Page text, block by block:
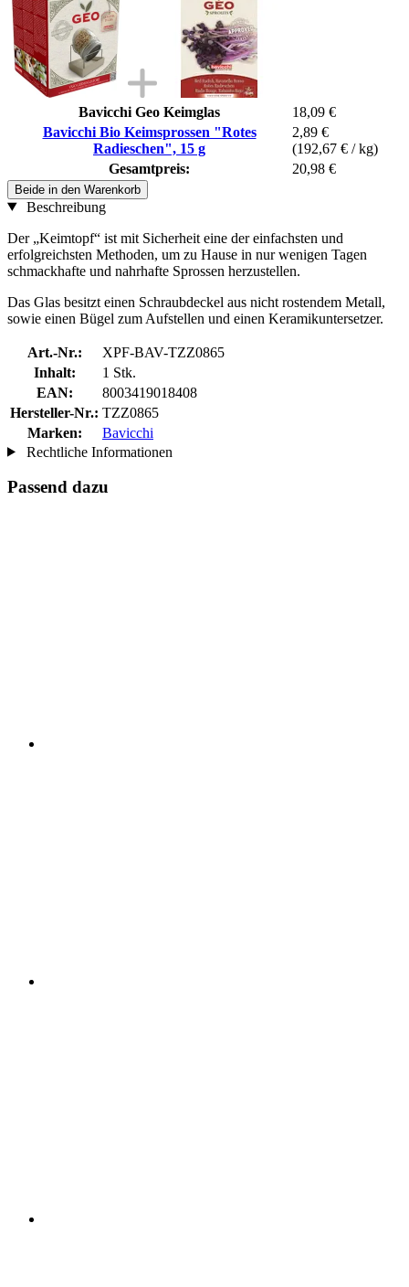
Bavicchi Geo Keimglas
18,09 €
Bavicchi Bio Keimsprossen "Rotes
Radieschen", 15 g
2,89 €
(192,67 € / kg)
Gesamtpreis:
20,98 €
Beide in den Warenkorb
Beschreibung
Der „Keimtopf“ ist mit Sicherheit eine der einfachsten und
erfolgreichsten Methoden, um zu Hause in nur wenigen Tagen
schmackhafte und nahrhafte Sprossen herzustellen.
Das Glas besitzt einen Schraubdeckel aus nicht rostendem Metall,
sowie einen Bügel zum Aufstellen und einen Keramikuntersetzer.
Art.-Nr.:
XPF-BAV-TZZ0865
Inhalt:
1 Stk.
EAN:
8003419018408
Hersteller-Nr.: TZZ0865
Marken:
Bavicchi
Rechtliche Informationen
Passend dazu